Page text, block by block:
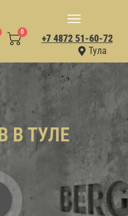
Тула
0
+7 4872 51-60-72
В ТУЛЕ